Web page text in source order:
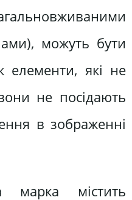
можуть бути
елементи, які не
не посідають
в зображенні
марка містить